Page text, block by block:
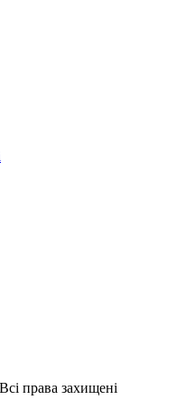
права захищені